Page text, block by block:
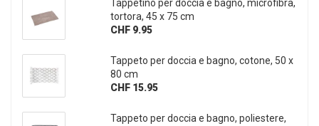
Tappetino per doccia e bagno, microfibra,
tortora, 45 x 75 cm
CHF 9.95
Tappeto per doccia e bagno, cotone, 50 x
80 cm
CHF 15.95
Tappeto per doccia e bagno, poliestere,